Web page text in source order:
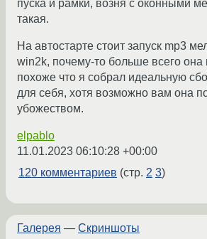
пуска и рамки, возня с оконными
такая.
На автостарте стоит запуск mp3
win2k, почему-то больше всего она
похоже что я собрал идеальную
для себя, хотя возможно вам она
убожеством.
elpablo
11.01.2023 06:10:28 +00:00
120 комментариев (стр. 2 3)
Галерея — Скриншоты